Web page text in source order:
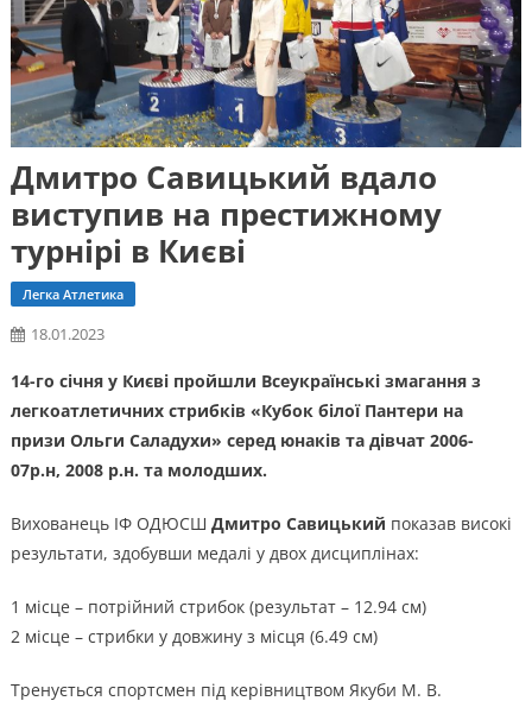
Дмитро Савицький вдало
виступив на престижному
турнірі в Києві
Легка Атлетика
18.01.2023
14-го січня у Києві пройшли Всеукраїнські змагання з
легкоатлетичних стрибків «Кубок білої Пантери на
призи Ольги Саладухи» серед юнаків та дівчат 2006-
07р.н, 2008 р.н. та молодших.
Вихованець ІФ ОДЮСШ Дмитро Савицький показав високі
результати, здобувши медалі у двох дисциплінах:
1 місце – потрійний стрибок (результат – 12.94 см)
2 місце – стрибки у довжину з місця (6.49 см)
Тренується спортсмен під керівництвом Якуби М. В.